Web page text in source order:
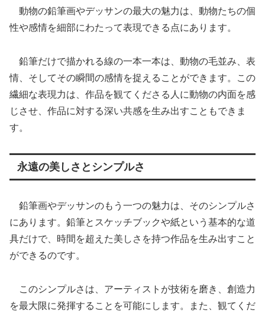
動物の鉛筆画やデッサンの最大の魅力は、動物たちの個
性や感情を細部にわたって表現できる点にあります。
鉛筆だけで描かれる線の一本一本は、動物の毛並み、表
情、そしてその瞬間の感情を捉えることができます。この
繊細な表現力は、作品を観てくださる人に動物の内面を感
じさせ、作品に対する深い共感を生み出すこともできま
す。
永遠の美しさとシンプルさ
鉛筆画やデッサンのもう一つの魅力は、そのシンプルさ
にあります。鉛筆とスケッチブックや紙という基本的な道
具だけで、時間を超えた美しさを持つ作品を生み出すこと
ができるのです。
このシンプルさは、アーティストが技術を磨き、創造力
を最大限に発揮することを可能にします。また、観てくだ